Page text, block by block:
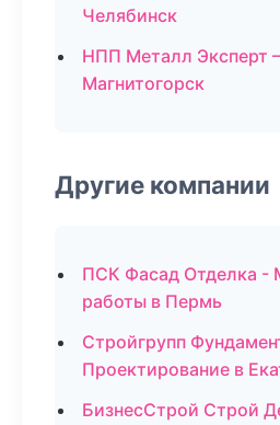
Челябинск
НПП Металл Эксперт
Магнитогорск
Другие компании
ПСК Фасад Отделка -
работы в Пермь
Стройгрупп
Проектирование в
БизнесСтрой Строй